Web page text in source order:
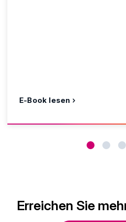
E-Book lesen
Erreichen Sie